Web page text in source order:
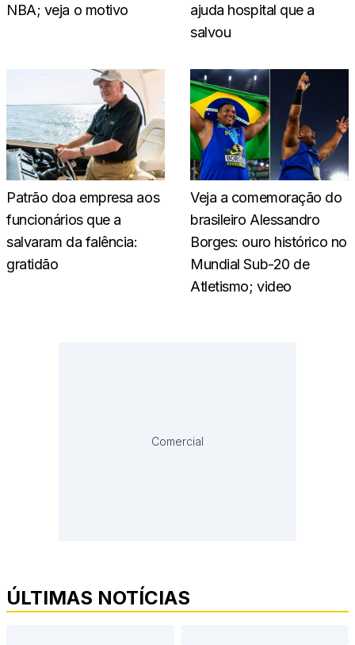
NBA; veja o motivo
ajuda hospital que a
salvou
Patrão doa empresa aos
funcionários que a
salvaram da falência:
gratidão
Veja a comemoração do
brasileiro Alessandro
Borges: ouro histórico no
Mundial Sub-20 de
Atletismo; video
Comercial
ÚLTIMAS NOTÍCIAS